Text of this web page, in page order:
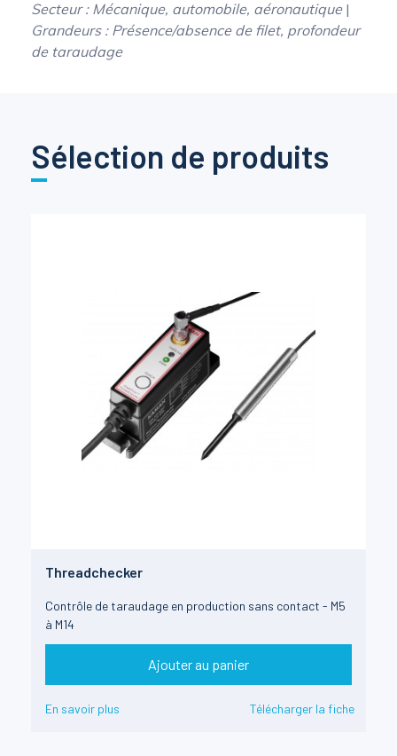
Secteur : Mécanique, automobile, aéronautique|
Grandeurs : Présence/absence de filet, profondeur
de taraudage
Sélection de produits
Threadchecker
Contrôle de taraudage en production sans contact - M5
à M14
Ajouter au panier
En savoir plus Télécharger la fiche